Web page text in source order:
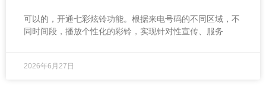
可以的，开通七彩炫铃功能。根据来电号码的不同区域，不
同时间段，播放个性化的彩铃，实现针对性宣传、服务
2026年6月27日